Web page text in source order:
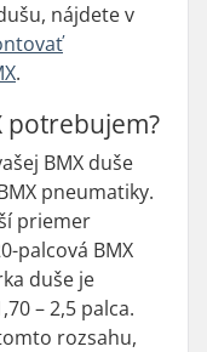
nájdete v
.
potrebujem?
BMX duše
pneumatiky.
priemer
palcová BMX
duše je
– 2,5 palca.
rozsahu,